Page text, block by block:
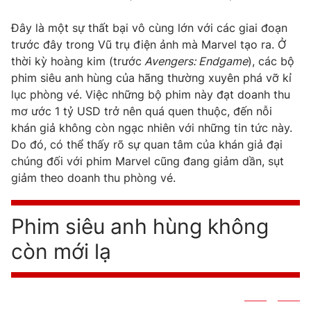
Liên hệ quảng cáo:
024-7300.7108
® Cấm sao chép dưới mọi hình thức nếu không có sự chấp
thuận bằng văn bản. Ghi rõ nguồn VTV.vn khi phát hành lại
thông tin từ website này.
Đây là một sự thất bại vô cùng lớn với các giai đoạn
trước đây trong Vũ trụ điện ảnh mà Marvel tạo ra. Ở
thời kỳ hoàng kim (trước Avengers: Endgame), các bộ
phim siêu anh hùng của hãng thường xuyên phá vỡ kỉ
lục phòng vé. Việc những bộ phim này đạt doanh thu
mơ ước 1 tỷ USD trở nên quá quen thuộc, đến nỗi
khán giả không còn ngạc nhiên với những tin tức này.
Do đó, có thể thấy rõ sự quan tâm của khán giả đại
chúng đối với phim Marvel cũng đang giảm dần, sụt
giảm theo doanh thu phòng vé.
Phim siêu anh hùng không
còn mới lạ